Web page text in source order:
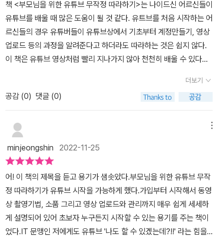
고 추억을 기록하는 사람들유튜브도 이제 우리의 활동 무대!인생 2막
을 즐기는 시니어 유튜브 크리에이터----------------------------
--------------------------------------둘째 마당 | 컴퓨터로 유
튜브 즐기기--------------------------------------------------
----------------[03] 컴퓨터로 유튜브 동영상 볼 수 있나요? - PC
유튜브컴퓨터로 유튜브 동영상 보기[04] 유튜브에 가입하면 돈을 내
야 하나요? - 유튜브의 시작‘로그인’ 왜 해야 하죠?‘로그인’ 어떻게
무 복잡해요. 뭘 눌러야 하나요?홈 화면 살펴보기홈 메뉴 살펴보기보
고 싶은 동영상 검색하기[06] 동영상을 크게! 선명하게! 볼 수 없나
요? - 동영상 200% 즐기기동영상 설정 메뉴 살펴보기소리가 너무
작아요! ‘볼륨 조절하기’자막도 같이 보고 싶어요! ‘자막 설정하기’동
영상을 조금 빠르게 보고 싶어요! ‘재생 속도 조절하기’동영상이 흐리
게 보여요. 선명하게 보고 싶어요! ‘화질 설정하기’동영상을 화면에 꽉
차게 보고 싶어요! ‘전체 화면 설정하기’자꾸 다음 동영상으로 넘어가
요! ‘자동재생 사용 설정하기’좋아하는 노래 한 곡만 계속 듣고 싶어
책 <부모님을 위한 유튜브 무작정 따라하기>는 나이드신 어르신들이
유튜브를 배울 때 많은 도움이 될 것 같다. 유트브를 처음 시작하는 어
르신들의 경우 유튜버들이 유튜브상에서 기초부터 계정만들기, 영상
업로드 등의 과정을 알려준다고 하더라도 따라하는 것은 쉽지 않다.
이 책은 유튜브 영상처럼 빨리 지나가지 않아 천천히 배울 수 있다는
만들기, 영상 업로드 및 관리까지 이해시키고 실행할 수 있게 해주므
로 최고의 유튜브 노하우 책이 될 것 같다. 그리고 유튜브를 처음 접하
는 젊은층의 초보자에게도 도움이 될 것이다. 이 책의 저자 곽은지는
“욜디의 컴퓨터 기초”라는 구독자 2.5만의 유튜브 채널을 이용하고
상의 <욜디의 컴퓨터 기초>처럼 책 <부모님을 위한 유튜브 부작정
따라하기>도 꼭 필요한 부분만 쉽게 설명되어 있다. 나의 경우 유튜
브를 처음 시작할 때 아무 것도 몰라서 유튜브 계정만들기, 영상편집,
유튜브 배너 만들기, 유튜브 썸네일 만들기 등에서 많은 시간을 낭비
했던 기억이 난다. 세상에는 지름길이 있다. 굳이 돌아가면서 시간과
에너지를 낭비할 필요가 없다. 유튜버 크리에이터가 쉽게 될 수 있는
길이 있다면 돈을 투자해서라도 배워야 한다. 보통 유튜브 잘하는 사
더보기
공감 (0) 댓글 (0)
minjeongshin 2022-11-25
어! 이 책의 제목을 듣고 용기가 샘솟았다.부모님을 위한 유튜브 무작
정 따라하기가 유튜브 시작을 가능하게 했다.가입부터 시작해서 동영
상 촬영기법, 소품 그리고 영상 업로드와 관리까지 매우 쉽게 세세하
게 설명되어 있어 초보자 누구든지 시작할 수 있는 용기를 주는 책이
었다.IT 문맹인 저에게도 유튜브 '나도 할 수 있겠는데?!!' 라는 힘을